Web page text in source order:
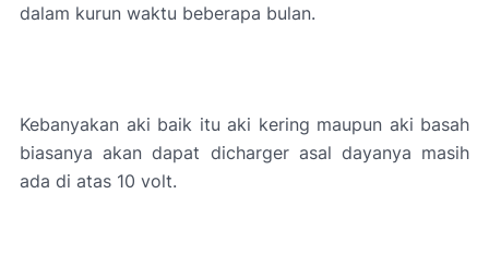
dalam kurun waktu beberapa bulan.
Kebanyakan aki baik itu aki kering maupun aki basah
biasanya akan dapat dicharger asal dayanya masih
ada di atas 10 volt.